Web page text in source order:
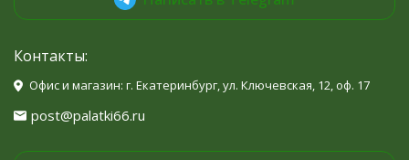
Контакты:
Офис и магазин: г. Екатеринбург, ул. Ключевская, 12, оф. 17
post@palatki66.ru